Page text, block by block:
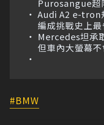
Purosangue超
Audi A2 e-tron
編成挑戰史上最
Mercedes坦承
但車內大螢幕
BMW